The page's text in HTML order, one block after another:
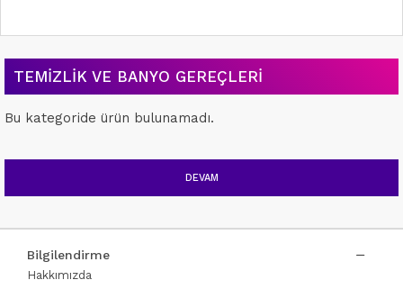
TEMIZLIK VE BANYO GEREÇLERI
Bu kategoride ürün bulunamadı.
DEVAM
Bilgilendirme
Hakkımızda